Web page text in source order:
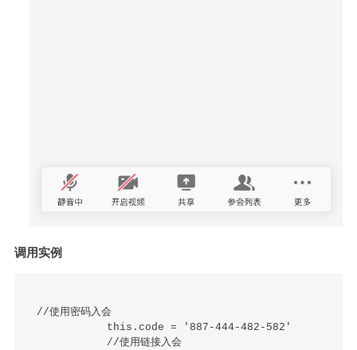
调用实例
//使用密码入会
            this.code = '887-444-482-582'
            //使用链接入会